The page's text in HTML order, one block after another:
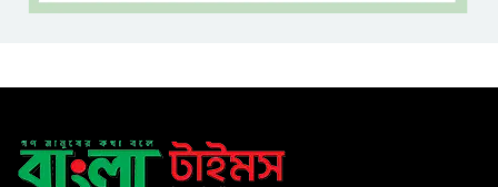
সৃষ্টিতে সক্রিয় চক্র: প্রধানমন্ত্রী
তনু হত্যা মামলায় সাবেক
পুনরায় গ্রেপ্তার